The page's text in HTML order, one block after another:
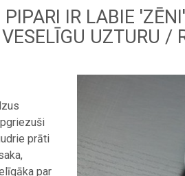
IR LABIE
UZTURU /
prāti
par